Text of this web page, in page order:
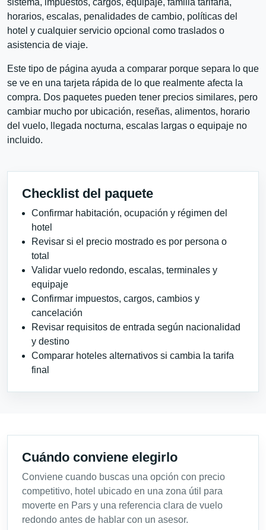
horarios, escalas, penalidades de cambio, políticas del
hotel y cualquier servicio opcional como traslados o
asistencia de viaje.
Este tipo de página ayuda a comparar porque separa lo que
se ve en una tarjeta rápida de lo que realmente afecta la
compra. Dos paquetes pueden tener precios similares, pero
cambiar mucho por ubicación, reseñas, alimentos, horario
del vuelo, llegada nocturna, escalas largas o equipaje no
incluido.
Checklist del paquete
Confirmar habitación, ocupación y régimen del
hotel
Revisar si el precio mostrado es por persona o
total
Validar vuelo redondo, escalas, terminales y
equipaje
Confirmar impuestos, cargos, cambios y
cancelación
Revisar requisitos de entrada según nacionalidad
y destino
Comparar hoteles alternativos si cambia la tarifa
final
Cuándo conviene elegirlo
Conviene cuando buscas una opción con precio
competitivo, hotel ubicado en una zona útil para
moverte en Pars y una referencia clara de vuelo
redondo antes de hablar con un asesor.